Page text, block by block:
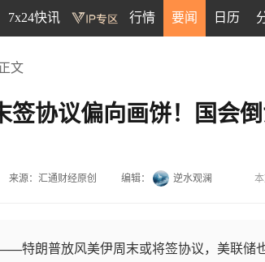
7x24快讯 行情 要闻 日历
文
签协议偏向画饼！国会
来源：汇通财经原创 编辑： 逆水观澜
——特朗普放风美伊周末或将签协议，美联储